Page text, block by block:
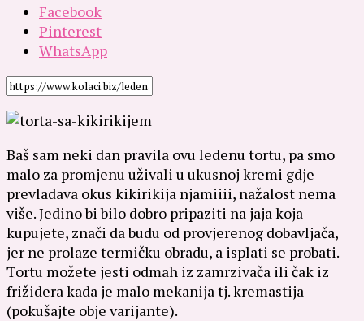
Facebook
Pinterest
WhatsApp
Baš sam neki dan pravila ovu ledenu tortu, pa smo
malo za promjenu uživali u ukusnoj kremi gdje
prevladava okus kikirikija njamiiii, nažalost nema
više. Jedino bi bilo dobro pripaziti na jaja koja
kupujete, znači da budu od provjerenog dobavljača,
jer ne prolaze termičku obradu, a isplati se probati.
Tortu možete jesti odmah iz zamrzivača ili čak iz
frižidera kada je malo mekanija tj. kremastija
(pokušajte obje varijante).